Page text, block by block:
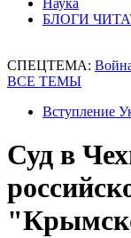
Наука
БЛОГИ
СПЕЦТЕМА:
ВСЕ ТЕМЫ
Вступление
Суд в